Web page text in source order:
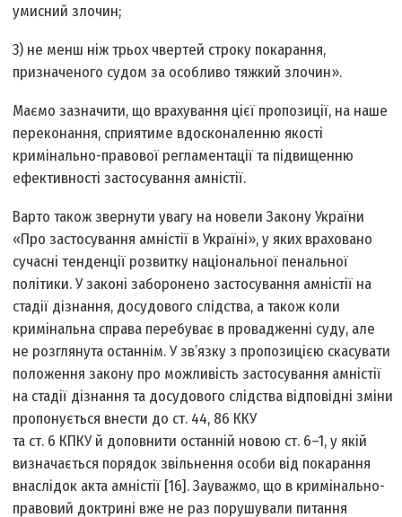
умисний злочин;
3) не менш ніж трьох чвертей строку покарання,
призначеного судом за особливо тяжкий злочин».
Маємо зазначити, що врахування цієї пропозиції, на наше
переконання, сприятиме вдосконаленню якості
кримінально-правової регламентації та підвищенню
ефективності застосування амністії.
Варто також звернути увагу на новели Закону України
«Про застосування амністії в Україні», у яких враховано
сучасні тенденції розвитку національної пенальної
політики. У законі заборонено застосування амністії на
стадії дізнання, досудового слідства, а також коли
кримінальна справа перебуває в провадженні суду, але
не розглянута останнім. У зв’язку з пропозицією скасувати
положення закону про можливість застосування амністії
на стадії дізнання та досудового слідства відповідні зміни
пропонується внести до ст. 44, 86 ККУ
та ст. 6 КПКУ й доповнити останній новою ст. 6–1, у якій
визначається порядок звільнення особи від покарання
внаслідок акта амністії [16]. Зауважмо, що в кримінально-
правовий доктрині вже не раз порушували питання